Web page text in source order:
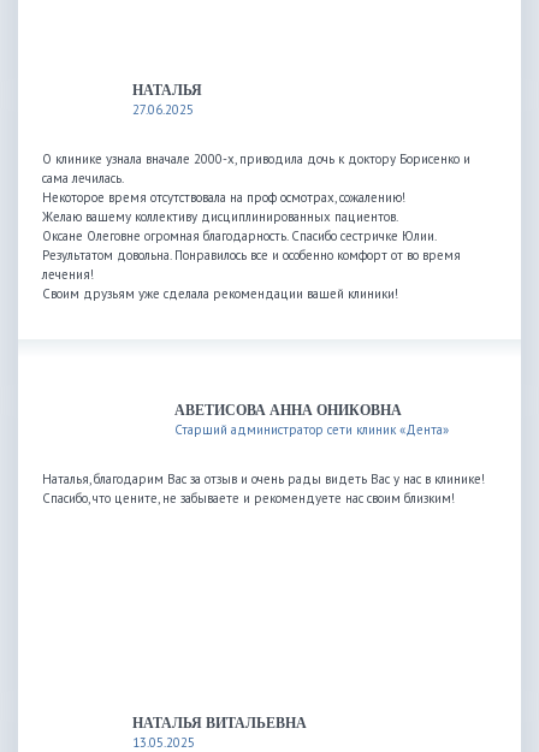
НАТАЛЬЯ
27.06.2025
О клинике узнала вначале 2000-х, приводила дочь к доктору Борисенко и
сама лечилась.
Некоторое время отсутствовала на проф осмотрах, сожалению!
Желаю вашему коллективу дисциплинированных пациентов.
Оксане Олеговне огромная благодарность. Спасибо сестричке Юлии.
Результатом довольна. Понравилось все и особенно комфорт от во время
лечения!
Своим друзьям уже сделала рекомендации вашей клиники!
АВЕТИСОВА АННА ОНИКОВНА
Старший администратор сети клиник «Дента»
Наталья, благодарим Вас за отзыв и очень рады видеть Вас у нас в клинике!
Спасибо, что цените, не забываете и рекомендуете нас своим близким!
НАТАЛЬЯ ВИТАЛЬЕВНА
13.05.2025